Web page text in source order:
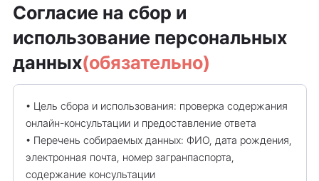
Согласие на сбор и
использование персональных
данных(обязательно)
• Цель сбора и использования: проверка содержания
онлайн-консультации и предоставление ответа
• Перечень собираемых данных: ФИО, дата рождения,
электронная почта, номер загранпаспорта,
содержание консультации